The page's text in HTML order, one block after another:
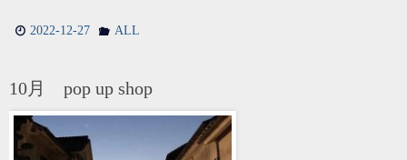
2022-12-27 ALL
10月 pop up shop